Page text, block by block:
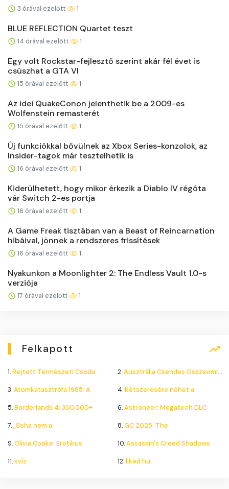
3 órával ezelőtt 1
BLUE REFLECTION Quartet teszt
14 órával ezelőtt 1
Egy volt Rockstar-fejlesztő szerint akár fél évet is
csúszhat a GTA VI
15 órával ezelőtt 1
Az idei QuakeConon jelenthetik be a 2009-es
Wolfenstein remasterét
15 órával ezelőtt 1
Új funkciókkal bővülnek az Xbox Series-konzolok, az
Insider-tagok már tesztelhetik is
16 órával ezelőtt 1
Kiderülhetett, hogy mikor érkezik a Diablo IV régóta
vár Switch 2-es portja
16 órával ezelőtt 1
A Game Freak tisztában van a Beast of Reincarnation
hibáival, jönnek a rendszeres frissítések
16 órával ezelőtt 1
Nyakunkon a Moonlighter 2: The Endless Vault 1.0-s
verziója
17 órával ezelőtt 1
Felkapott
1.Rejtett Természeti Csoda 2.Ausztrália Csendes Összeomlása
3.Atomkatasztrófa 1985: A 4.Kétszeresére nőhet a
5.Borderlands 4: 300.000+ 6.Astroneer: Megatech DLC
7.„Soha nem a 8.GC 2025: The
9.Olivia Cooke: Erotikus 10.Assassin's Creed Shadows
11.kvíz 12.liked.hu